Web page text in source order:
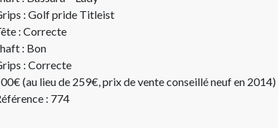
: Golf pride Titleist
: Correcte
: Bon
: Correcte
(au lieu de 259€, prix de vente conseillé neuf en 2014)
: 774